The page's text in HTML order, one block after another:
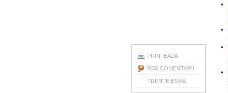
PRINTEAZA
RSS COMENTARII
TRIMITE EMAIL